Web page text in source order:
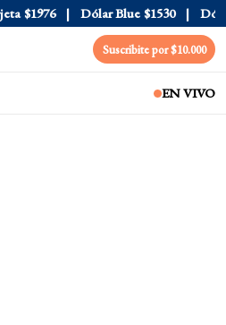
$1976 Dólar Blue $1530 Dólar
Suscribite por $10.000
EN VIVO